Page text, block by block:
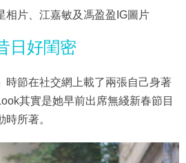
相片、江嘉敏及馮盈盈IG圖片
日好閨密
時節在社交網上載了兩張自己身著
其實是她早前出席無綫新春節目
時所著。